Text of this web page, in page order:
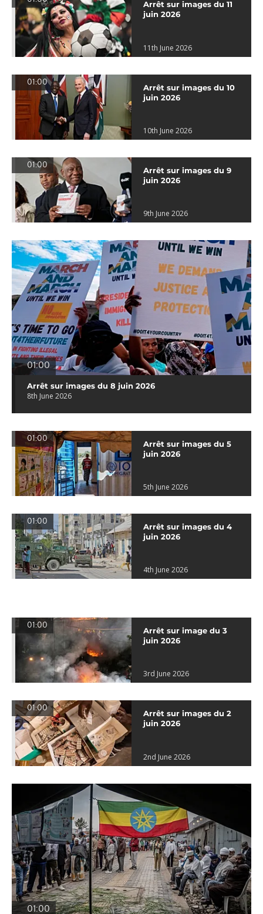
Arrêt sur images du 11
juin 2026
11th June 2026
01:00
Arrêt sur images du 10
juin 2026
10th June 2026
01:00
Arrêt sur images du 9
juin 2026
9th June 2026
01:00
Arrêt sur images du 8 juin 2026
8th June 2026
01:00
Arrêt sur images du 5
juin 2026
5th June 2026
01:00
Arrêt sur images du 4
juin 2026
4th June 2026
01:00
Arrêt sur image du 3
juin 2026
3rd June 2026
01:00
Arrêt sur images du 2
juin 2026
2nd June 2026
01:00